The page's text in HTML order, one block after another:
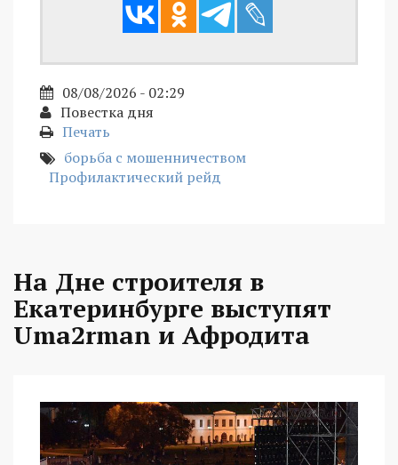
08/08/2026 - 02:29
Повестка дня
Печать
борьба с мошенничеством
Профилактический рейд
На Дне строителя в
Екатеринбурге выступят
Uma2rman и Афродита